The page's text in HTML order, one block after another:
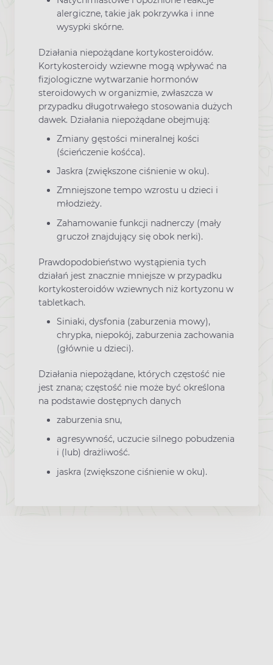
alergiczne, takie jak pokrzywka i inne
wysypki skórne.
Działania niepożądane kortykosteroidów.
Kortykosteroidy wziewne mogą wpływać na
fizjologiczne wytwarzanie hormonów
steroidowych w organizmie, zwłaszcza w
przypadku długotrwałego stosowania dużych
dawek. Działania niepożądane obejmują:
Zmiany gęstości mineralnej kości
(ścieńczenie kośćca).
Jaskra (zwiększone ciśnienie w oku).
Zmniejszone tempo wzrostu u dzieci i
młodzieży.
Zahamowanie funkcji nadnerczy (mały
gruczoł znajdujący się obok nerki).
Prawdopodobieństwo wystąpienia tych
działań jest znacznie mniejsze w przypadku
kortykosteroidów wziewnych niż kortyzonu w
tabletkach.
Siniaki, dysfonia (zaburzenia mowy),
chrypka, niepokój, zaburzenia zachowania
(głównie u dzieci).
Działania niepożądane, których częstość nie
jest znana; częstość nie może być określona
na podstawie dostępnych danych
zaburzenia snu,
agresywność, uczucie silnego pobudzenia
i (lub) drażliwość.
jaskra (zwiększone ciśnienie w oku).